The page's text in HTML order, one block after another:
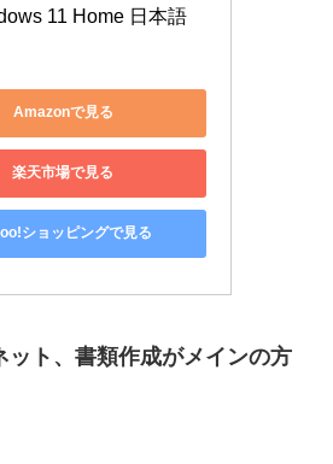
11 Home 日本語
Amazonで見る
楽天市場で見る
ショッピングで見る
ット、書類作成がメインの方